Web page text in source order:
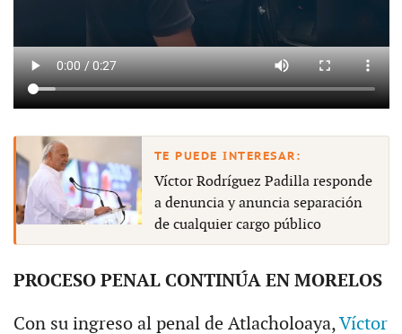
Víctor Rodríguez Padilla responde
a denuncia y anuncia separación
de cualquier cargo público
PROCESO PENAL CONTINÚA EN MORELOS
Con su ingreso al penal de Atlacholoaya,Víctor